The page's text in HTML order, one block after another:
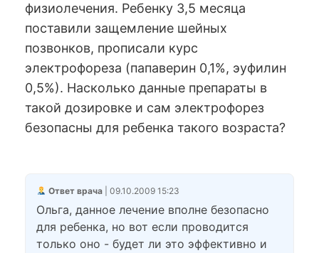
физиолечения. Ребенку 3,5 месяца
поставили защемление шейных
позвонков, прописали курс
электрофореза (папаверин 0,1%, эуфилин
0,5%). Насколько данные препараты в
такой дозировке и сам электрофорез
безопасны для ребенка такого возраста?
Ответ врача| 09.10.2009 15:23
Ольга, данное лечение вполне безопасно
для ребенка, но вот если проводится
только оно - будет ли это эффективно и